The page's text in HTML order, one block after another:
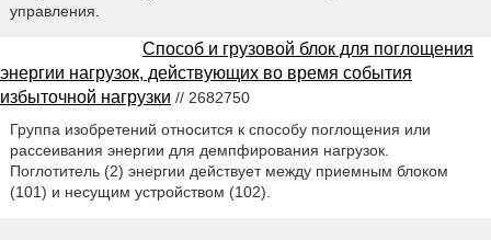
управления.
Способ и грузовой блок для поглощения
энергии нагрузок, действующих во время события
избыточной нагрузки // 2682750
Группа изобретений относится к способу поглощения или
рассеивания энергии для демпфирования нагрузок.
Поглотитель (2) энергии действует между приемным блоком
(101) и несущим устройством (102).